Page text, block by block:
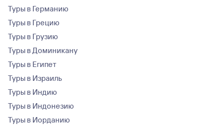
Туры в Германию
Туры в Грецию
Туры в Грузию
Туры в Доминикану
Туры в Египет
Туры в Израиль
Туры в Индию
Туры в Индонезию
Туры в Иорданию